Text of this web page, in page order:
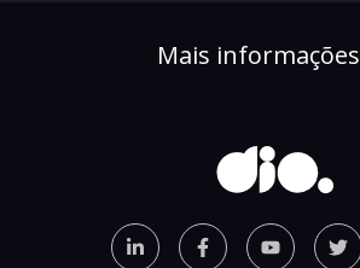
Mais informações